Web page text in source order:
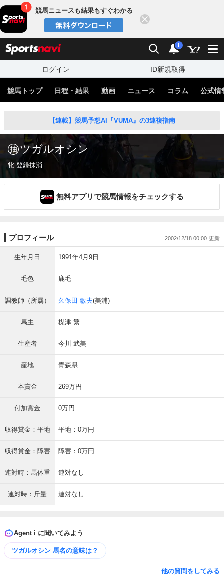
競馬ニュースも結果もすぐわかる
検索 通知
i
ログイン ID新規取得
競馬トップ 日程・結果 動画 ニュース コラム 公式情
【連載】競馬予想AI『VUMA』の3連複指南
ツガルオシン
牝 登録抹消
無料アプリで競馬情報をチェックする
プロフィール 2002/12/18 00:00
生年月日 1991年4月9日
毛色 鹿毛
調教師（所属） 久保田 敏夫(美浦)
馬主 楳津 繁
生産者 今川 武美
産地 青森県
本賞金 269万円
付加賞金 0万円
収得賞金：平地 平地：0万円
収得賞金：障害 障害：0万円
連対時：馬体重 連対なし
連対時：斤量 連対なし
Agent i に聞いてみよう
ツガルオシン 馬名の意味は？
他の質問をしてみる